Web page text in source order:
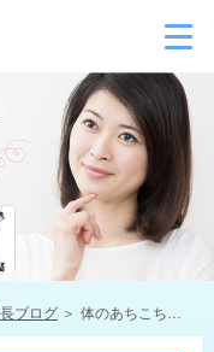
ブログ 体のあちこちが痒(かゆ)くないですか？